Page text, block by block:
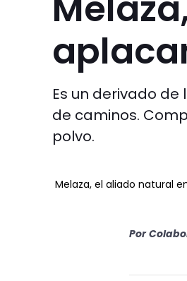
Es un derivado
de caminos.
polvo.
Melaza, el aliado natural
Por